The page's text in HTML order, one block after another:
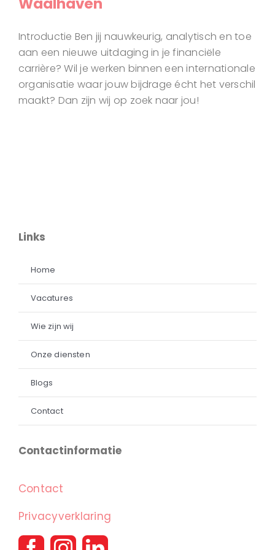
Introductie Ben jij nauwkeurig, analytisch en toe
aan een nieuwe uitdaging in je financiële
carrière? Wil je werken binnen een internationale
organisatie waar jouw bijdrage écht het verschil
maakt? Dan zijn wij op zoek naar jou!
Links
Home
Vacatures
Wie zijn wij
Onze diensten
Blogs
Contact
Contactinformatie
Contact
Privacyverklaring